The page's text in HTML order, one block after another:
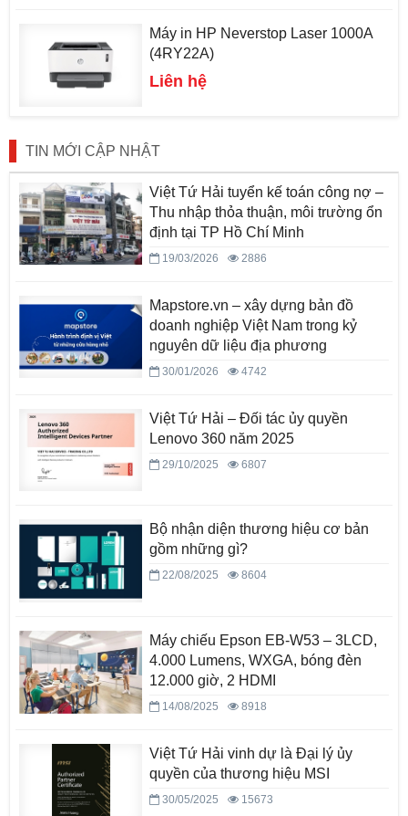
Máy in HP Neverstop Laser 1000A
(4RY22A)
Liên hệ
TIN MỚI CẬP NHẬT
Việt Tứ Hải tuyển kế toán công nợ –
Thu nhập thỏa thuận, môi trường ổn
định tại TP Hồ Chí Minh
19/03/2026 2886
Mapstore.vn – xây dựng bản đồ
doanh nghiệp Việt Nam trong kỷ
nguyên dữ liệu địa phương
30/01/2026 4742
Việt Tứ Hải – Đối tác ủy quyền
Lenovo 360 năm 2025
29/10/2025 6807
Bộ nhận diện thương hiệu cơ bản
gồm những gì?
22/08/2025 8604
Máy chiếu Epson EB-W53 – 3LCD,
4.000 Lumens, WXGA, bóng đèn
12.000 giờ, 2 HDMI
14/08/2025 8918
Việt Tứ Hải vinh dự là Đại lý ủy
quyền của thương hiệu MSI
30/05/2025 15673